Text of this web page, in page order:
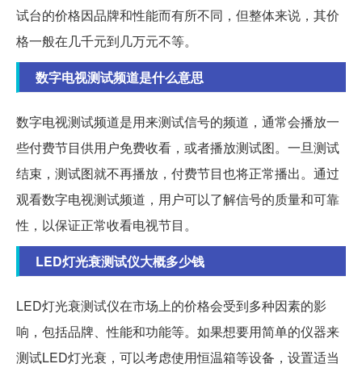
试台的价格因品牌和性能而有所不同，但整体来说，其价
格一般在几千元到几万元不等。
数字电视测试频道是什么意思
数字电视测试频道是用来测试信号的频道，通常会播放一
些付费节目供用户免费收看，或者播放测试图。一旦测试
结束，测试图就不再播放，付费节目也将正常播出。通过
观看数字电视测试频道，用户可以了解信号的质量和可靠
性，以保证正常收看电视节目。
LED灯光衰测试仪大概多少钱
LED灯光衰测试仪在市场上的价格会受到多种因素的影
响，包括品牌、性能和功能等。如果想要用简单的仪器来
测试LED灯光衰，可以考虑使用恒温箱等设备，设置适当